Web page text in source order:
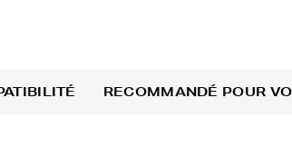
RECOMMANDÉ POUR